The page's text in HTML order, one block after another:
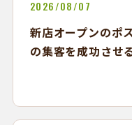
2026/08/07
新店オープンのポ
の集客を成功させ